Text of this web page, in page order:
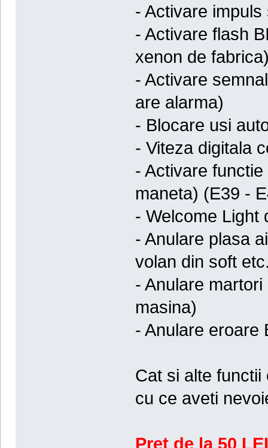
- Activare
- Activare flash
xenon de
- Activare
are alarma)
- Blocare usi
- Viteza digitala
- Activare
maneta) (E39 -
- Welcome Light
- Anulare plasa
volan din soft
- Anulare
masina)
- Anulare eroare
Cat si alte
cu ce aveti
Pret de la 50